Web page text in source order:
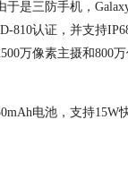
于是三防手机，
810认证，并支持
万像素主摄和800
电池，支持15W